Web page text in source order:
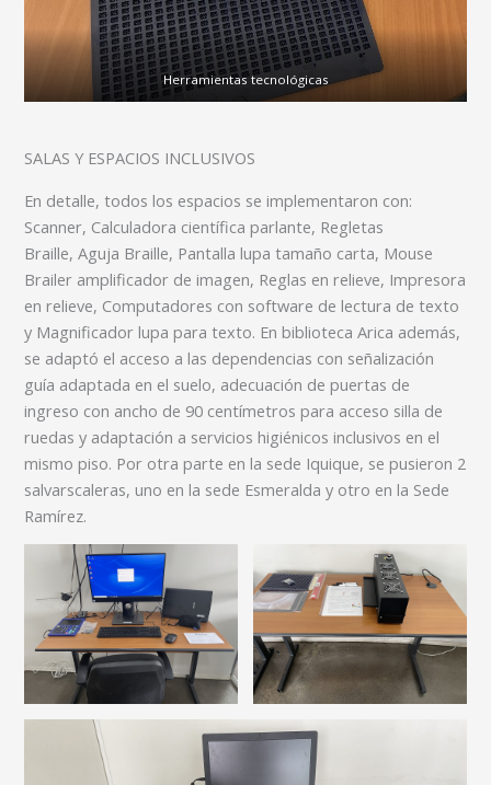
Herramientas tecnológicas
SALAS Y ESPACIOS INCLUSIVOS
En detalle, todos los espacios se implementaron con:
Scanner, Calculadora científica parlante, Regletas
Braille, Aguja Braille, Pantalla lupa tamaño carta, Mouse
Brailer amplificador de imagen, Reglas en relieve, Impresora
en relieve, Computadores con software de lectura de texto
y Magnificador lupa para texto. En biblioteca Arica además,
se adaptó el acceso a las dependencias con señalización
guía adaptada en el suelo, adecuación de puertas de
ingreso con ancho de 90 centímetros para acceso silla de
ruedas y adaptación a servicios higiénicos inclusivos en el
mismo piso. Por otra parte en la sede Iquique, se pusieron 2
salvarscaleras, uno en la sede Esmeralda y otro en la Sede
Ramírez.